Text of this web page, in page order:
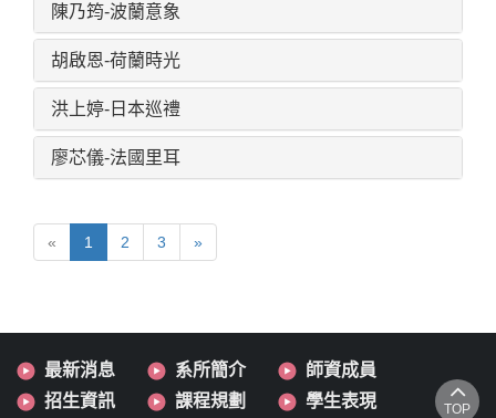
陳乃筠-波蘭意象
胡啟恩-荷蘭時光
洪上婷-日本巡禮
廖芯儀-法國里耳
« 1 2 3 »
最新消息 系所簡介
師資成員
招生資訊
課程規劃
學生表現
TOP